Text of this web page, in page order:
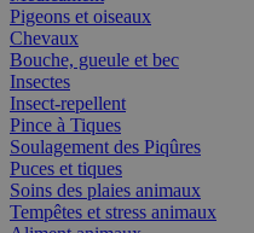
Pigeons et oiseaux
Chevaux
Bouche, gueule et bec
Insectes
Insect-repellent
Pince à Tiques
Soulagement des Piqûres
Puces et tiques
Soins des plaies animaux
Tempêtes et stress animaux